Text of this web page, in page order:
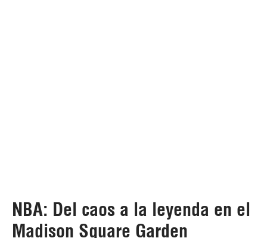
NBA: Del caos a la leyenda en el
Madison Square Garden